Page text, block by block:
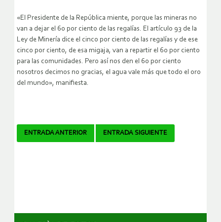
«El Presidente de la República miente, porque las mineras no
van a dejar el 60 por ciento de las regalías. El artículo 93 de la
Ley de Minería dice el cinco por ciento de las regalías y de ese
cinco por ciento, de esa migaja, van a repartir el 60 por ciento
para las comunidades. Pero así nos den el 60 por ciento
nosotros decimos no gracias, el agua vale más que todo el oro
del mundo», manifiesta.
Navegador
ENTRADA ANTERIOR ENTRADA SIGUIENTE